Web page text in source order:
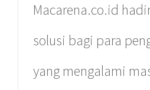
Macarena.co.id
solusi bagi para
yang mengalami
Mac Arena Xpress
Mal Ambasador Lantai 1 No
Jl. Profesor Doktor Satrio
Kuningan – Setiabudi,